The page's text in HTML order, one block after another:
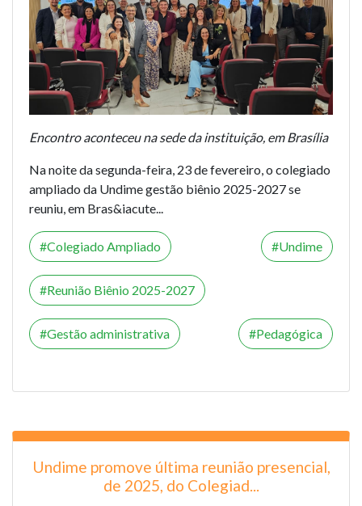
Encontro aconteceu na sede da instituição, em Brasília
Na noite da segunda-feira, 23 de fevereiro, o colegiado
ampliado da Undime gestão biênio 2025-2027 se
reuniu, em Bras&iacute...
Colegiado Ampliado Undime
Reunião Biênio 2025-2027
Gestão administrativa Pedagógica
Undime promove última reunião presencial,
de 2025, do Colegiad...